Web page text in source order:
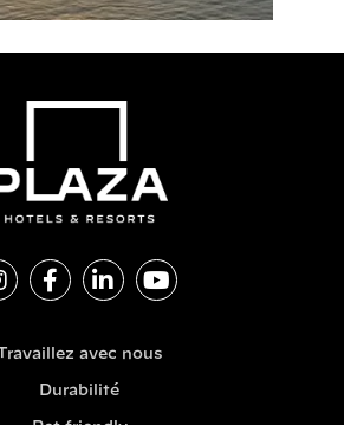
Travaillez avec nous
Durabilité